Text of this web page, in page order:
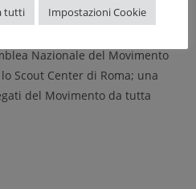
Comunicati
Nazionale del Movimento
Scout Center di Roma; una
del Movimento da tutta
tutti Impostazioni Cookie